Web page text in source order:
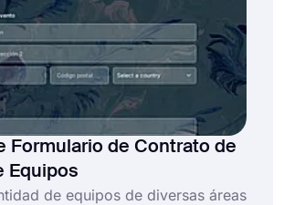
Formulario de Contrato de
Equipos
de equipos de diversas áreas